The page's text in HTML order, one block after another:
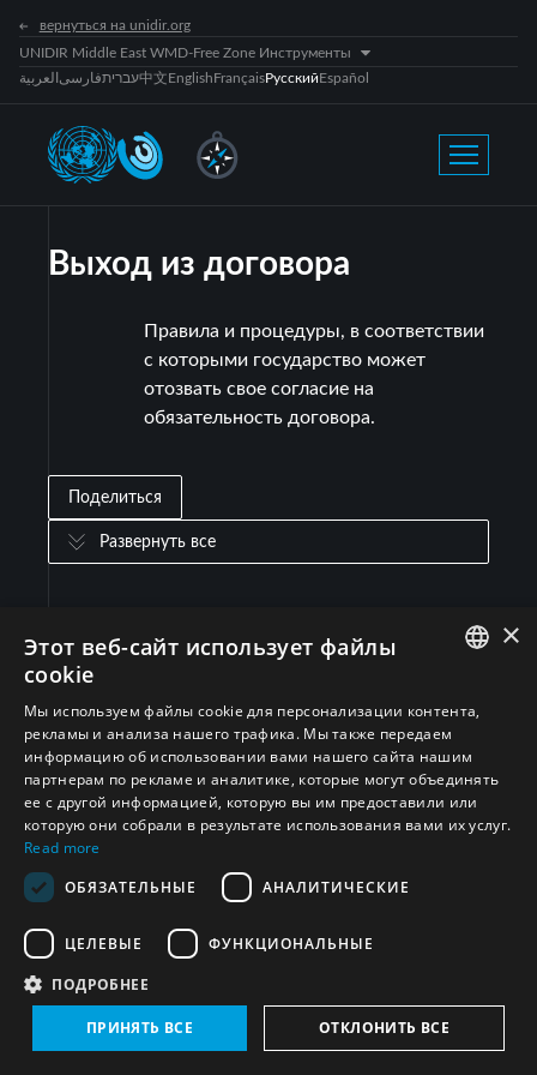
вернуться на unidir.org
UNIDIR Middle East WMD-Free Zone Инструменты
العربية فارسیעברית中文EnglishFrançaisРусскийEspañol
Выход из договора
Правила и процедуры, в соответствии
с которыми государство может
отозвать свое согласие на
обязательность договора.
Поделиться
Развернуть все
Иран (Исламская Республика) (1)
Подписывайтесь на нас
Подпишитесь сегодня, чтобы быть в курсе
последних новостей, аналитики, исследований и
ARABIC
PERSIAN
FRENCH
×
Этот веб-сайт использует файлы
cookie
Мы используем файлы cookie для персонализации контента,
рекламы и анализа нашего трафика. Мы также передаем
информацию об использовании вами нашего сайта нашим
партнерам по рекламе и аналитике, которые могут объединять
ее с другой информацией, которую вы им предоставили или
которую они собрали в результате использования вами их услуг.
Read more
ОБЯЗАТЕЛЬНЫЕ
АНАЛИТИЧЕСКИЕ
ЦЕЛЕВЫЕ ФУНКЦИОНАЛЬНЫЕ
ПОДРОБНЕЕ
ПРИНЯТЬ ВСЕ ОТКЛОНИТЬ ВСЕ